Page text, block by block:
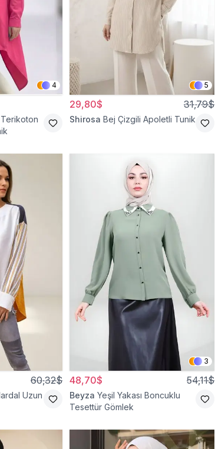
4 5
29,80$ 31,79$
Shirosa Bej Çizgili Apoletli Tunik
60,32$
Uzun
3
48,70$ 54,11$
Beyza Yeşil Yakası Boncuklu
Tesettür Gömlek